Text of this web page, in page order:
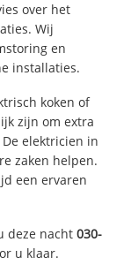
over het
Wij
en
installaties.
koken of
zijn om extra
elektricien in
zaken helpen.
een ervaren
deze nacht030-
u klaar.